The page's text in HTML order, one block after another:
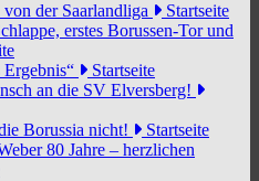
der Saarlandliga
Startseite
erstes Borussen-Tor und
Ergebnis“
Startseite
an die SV Elversberg!
Borussia nicht!
Startseite
80 Jahre – herzlichen